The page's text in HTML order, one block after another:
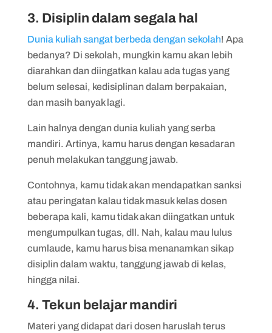
3. Disiplin dalam segala hal
Dunia kuliah sangat berbeda dengan sekolah! Apa
bedanya? Di sekolah, mungkin kamu akan lebih
diarahkan dan diingatkan kalau ada tugas yang
belum selesai, kedisiplinan dalam berpakaian,
dan masih banyak lagi.
Lain halnya dengan dunia kuliah yang serba
mandiri. Artinya, kamu harus dengan kesadaran
penuh melakukan tanggung jawab.
Contohnya, kamu tidak akan mendapatkan sanksi
atau peringatan kalau tidak masuk kelas dosen
beberapa kali, kamu tidak akan diingatkan untuk
mengumpulkan tugas, dll. Nah, kalau mau lulus
cumlaude, kamu harus bisa menanamkan sikap
disiplin dalam waktu, tanggung jawab di kelas,
hingga nilai.
4. Tekun belajar mandiri
Materi yang didapat dari dosen haruslah terus